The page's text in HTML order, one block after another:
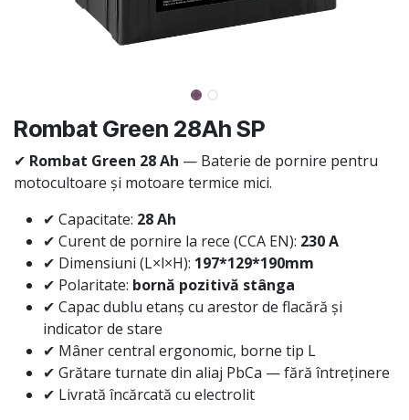
Rombat Green 28Ah SP
✔ Rombat Green 28 Ah — Baterie de pornire pentru
motocultoare și motoare termice mici.
✔ Capacitate: 28 Ah
✔ Curent de pornire la rece (CCA EN): 230 A
✔ Dimensiuni (L×l×H): 197*129*190mm
✔ Polaritate: bornă pozitivă stânga
✔ Capac dublu etanș cu arestor de flacără și
indicator de stare
✔ Mâner central ergonomic, borne tip L
✔ Grătare turnate din aliaj PbCa — fără întreținere
✔ Livrată încărcată cu electrolit